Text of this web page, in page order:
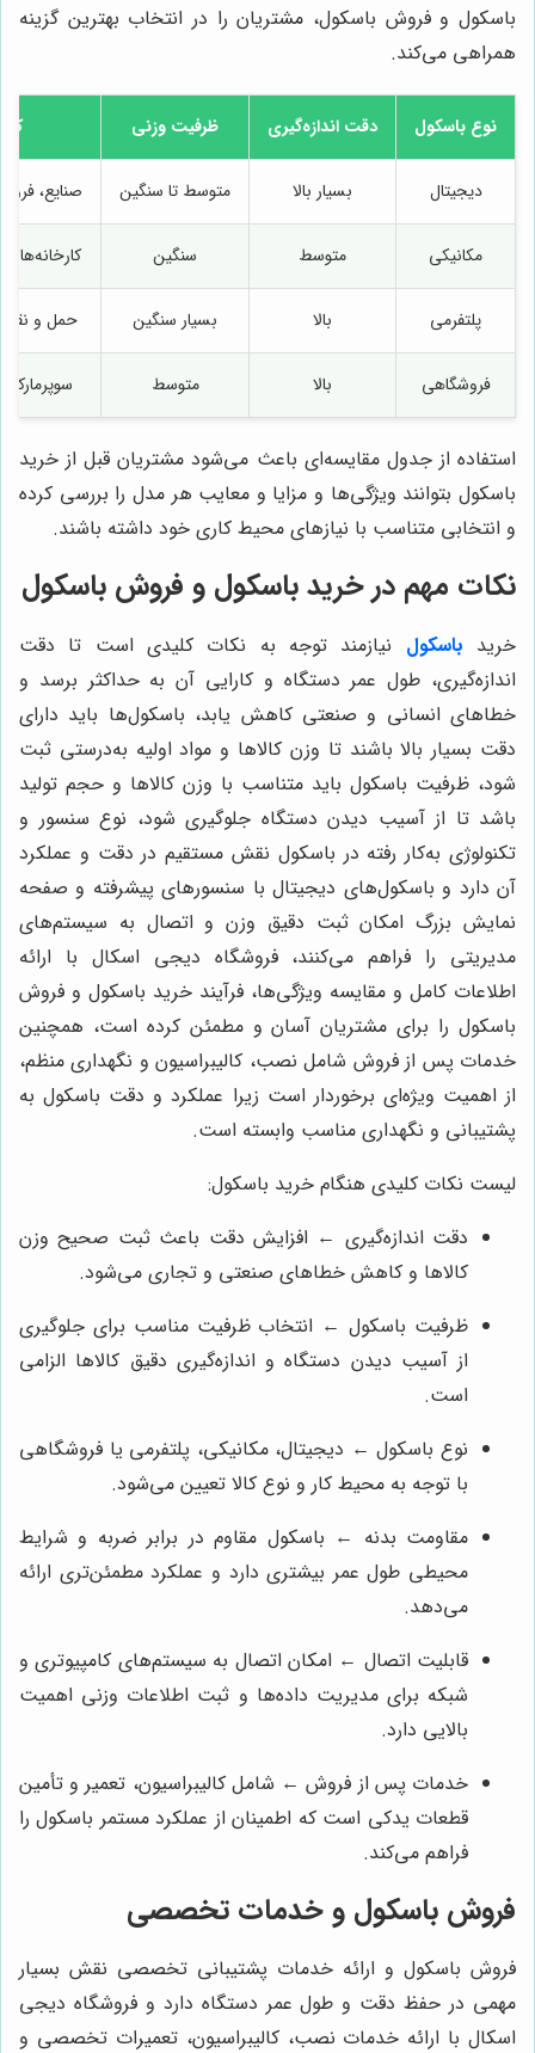
باسکول و فروش باسکول، مشتریان را در انتخاب بهترین گزینه
همراهی می‌کند.
نوع باسکول دقت اندازه‌گیری ظرفیت وزنی
دیجیتال بسیار بالا متوسط تا سنگین صنایع،
مکانیکی متوسط سنگین
پلتفرمی بالا بسیار سنگین حمل و نقل،
فروشگاهی بالا متوسط
استفاده از جدول مقایسه‌ای باعث می‌شود مشتریان قبل از خرید
باسکول بتوانند ویژگی‌ها و مزایا و معایب هر مدل را بررسی کرده
و انتخابی متناسب با نیازهای محیط کاری خود داشته باشند.
نکات مهم در خرید باسکول و فروش باسکول
خرید باسکول نیازمند توجه به نکات کلیدی است تا دقت
اندازه‌گیری، طول عمر دستگاه و کارایی آن به حداکثر برسد و
خطاهای انسانی و صنعتی کاهش یابد، باسکول‌ها باید دارای
دقت بسیار بالا باشند تا وزن کالاها و مواد اولیه به‌درستی ثبت
شود، ظرفیت باسکول باید متناسب با وزن کالاها و حجم تولید
باشد تا از آسیب دیدن دستگاه جلوگیری شود، نوع سنسور و
تکنولوژی به‌کار رفته در باسکول نقش مستقیم در دقت و عملکرد
آن دارد و باسکول‌های دیجیتال با سنسورهای پیشرفته و صفحه
نمایش بزرگ امکان ثبت دقیق وزن و اتصال به سیستم‌های
مدیریتی را فراهم می‌کنند، فروشگاه دیجی اسکال با ارائه
اطلاعات کامل و مقایسه ویژگی‌ها، فرآیند خرید باسکول و فروش
باسکول را برای مشتریان آسان و مطمئن کرده است، همچنین
خدمات پس از فروش شامل نصب، کالیبراسیون و نگهداری منظم،
از اهمیت ویژه‌ای برخوردار است زیرا عملکرد و دقت باسکول به
پشتیبانی و نگهداری مناسب وابسته است.
لیست نکات کلیدی هنگام خرید باسکول:
دقت اندازه‌گیری ← افزایش دقت باعث ثبت صحیح وزن
کالاها و کاهش خطاهای صنعتی و تجاری می‌شود.
ظرفیت باسکول ← انتخاب ظرفیت مناسب برای جلوگیری
از آسیب دیدن دستگاه و اندازه‌گیری دقیق کالاها الزامی
است.
نوع باسکول ← دیجیتال، مکانیکی، پلتفرمی یا فروشگاهی
با توجه به محیط کار و نوع کالا تعیین می‌شود.
مقاومت بدنه ← باسکول مقاوم در برابر ضربه و شرایط
محیطی طول عمر بیشتری دارد و عملکرد مطمئن‌تری ارائه
می‌دهد.
قابلیت اتصال ← امکان اتصال به سیستم‌های کامپیوتری و
شبکه برای مدیریت داده‌ها و ثبت اطلاعات وزنی اهمیت
بالایی دارد.
خدمات پس از فروش ← شامل کالیبراسیون، تعمیر و تأمین
قطعات یدکی است که اطمینان از عملکرد مستمر باسکول را
فراهم می‌کند.
فروش باسکول و خدمات تخصصی
فروش باسکول و ارائه خدمات پشتیبانی تخصصی نقش بسیار
مهمی در حفظ دقت و طول عمر دستگاه دارد و فروشگاه دیجی
اسکال با ارائه خدمات نصب، کالیبراسیون، تعمیرات تخصصی و